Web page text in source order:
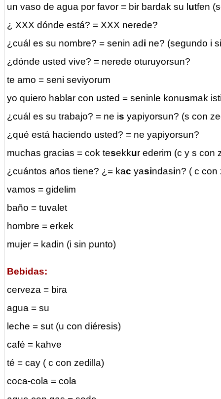
un vaso de agua por favor = bir bardak su lutfen
¿ XXX dónde está? = XXX nerede?
¿cuál es su nombre? = senin adi ne? (segundo i
¿dónde usted vive? = nerede oturuyorsun?
te amo = seni seviyorum
yo quiero hablar con usted = seninle konusmak
¿cuál es su trabajo? = ne is yapiyorsun? (s con
¿qué está haciendo usted? = ne yapiyorsun?
muchas gracias = cok tesekkur ederim (c y s con
¿cuántos años tiene? ¿= kac yasindasin? ( c con
vamos = gidelim
baño = tuvalet
hombre = erkek
mujer = kadin (i sin punto)
Bebidas:
cerveza = bira
agua = su
leche = sut (u con diéresis)
café = kahve
té = cay ( c con zedilla)
coca-cola = cola